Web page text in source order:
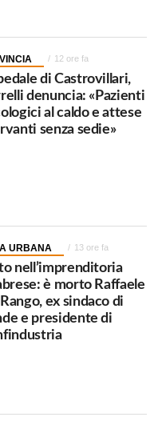
12 ore fa
di Castrovillari,
denuncia: «Pazienti
al caldo e attese
senza sedie»
URBANA 13 ore fa
nell’imprenditoria
è morto Raffaele
ex sindaco di
e presidente di